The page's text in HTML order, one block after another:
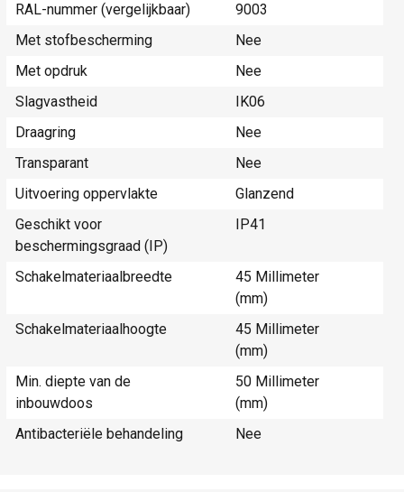
RAL-nummer (vergelijkbaar)
9003
Met stofbescherming
Nee
Met opdruk
Nee
Slagvastheid
IK06
Draagring
Nee
Transparant
Nee
Uitvoering oppervlakte
Glanzend
Geschikt voor
beschermingsgraad (IP)
IP41
Schakelmateriaalbreedte
45 Millimeter
(mm)
Schakelmateriaalhoogte
45 Millimeter
(mm)
Min. diepte van de
inbouwdoos
50 Millimeter
(mm)
Antibacteriële behandeling
Nee